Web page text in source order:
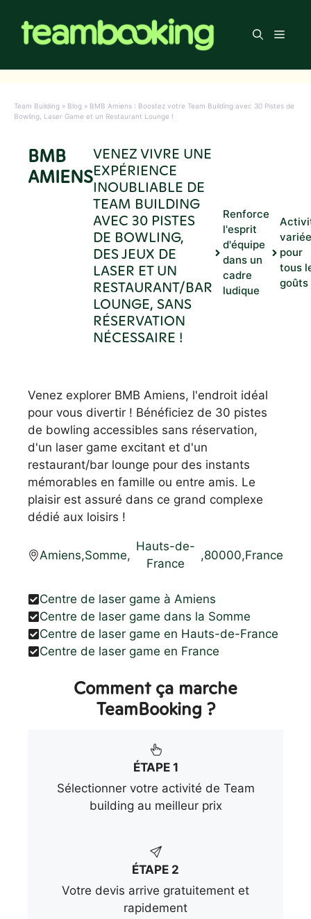
contenu
Menu
Team Building » Blog » BMB Amiens : Boostez votre Team Building avec 30 Pistes de
Bowling, Laser Game et un Restaurant Lounge !
BMB
AMIENS
VENEZ VIVRE UNE
EXPÉRIENCE
INOUBLIABLE DE
TEAM BUILDING
AVEC 30 PISTES
DE BOWLING,
DES JEUX DE
LASER ET UN
RESTAURANT/BAR
LOUNGE, SANS
RÉSERVATION
NÉCESSAIRE !
Renforce
l'esprit
d'équipe
dans un
cadre
ludique
pour
tous
goûts
Venez explorer BMB Amiens, l'endroit idéal
pour vous divertir ! Bénéficiez de 30 pistes
de bowling accessibles sans réservation,
d'un laser game excitant et d'un
restaurant/bar lounge pour des instants
mémorables en famille ou entre amis. Le
plaisir est assuré dans ce grand complexe
dédié aux loisirs !
Amiens,Somme,
Hauts-de-
France
,80000,France
Centre de laser game à Amiens
Centre de laser game dans la Somme
Centre de laser game en Hauts-de-France
Centre de laser game en France
Comment ça marche
TeamBooking ?
ÉTAPE 1
Sélectionner votre activité de Team
building au meilleur prix
ÉTAPE 2
Votre devis arrive gratuitement et
rapidement